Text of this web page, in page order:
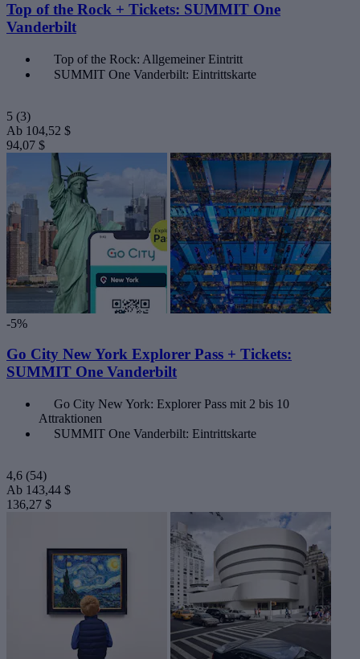
Top of the Rock + Tickets: SUMMIT One
Vanderbilt
Top of the Rock: Allgemeiner Eintritt
SUMMIT One Vanderbilt: Eintrittskarte
5 (3)
Ab 104,52 $
94,07 $
-5%
Go City New York Explorer Pass + Tickets:
SUMMIT One Vanderbilt
Go City New York: Explorer Pass mit 2 bis 10
Attraktionen
SUMMIT One Vanderbilt: Eintrittskarte
4,6 (54)
Ab 143,44 $
136,27 $